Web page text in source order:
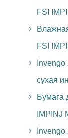
FSI
FSI
сухая
Бумага
IMPINJ